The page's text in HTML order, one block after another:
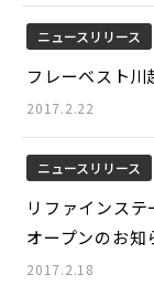
ニュースリリース
フレーベスト
2017.2.22
ニュースリリース
リファインス
オープンのお知
2017.2.18